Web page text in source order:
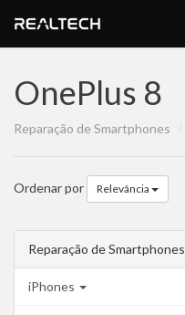
OnePlus 8
Reparação de Smartphones
Ordenar por Relevância
Reparação de Smartphones
iPhones